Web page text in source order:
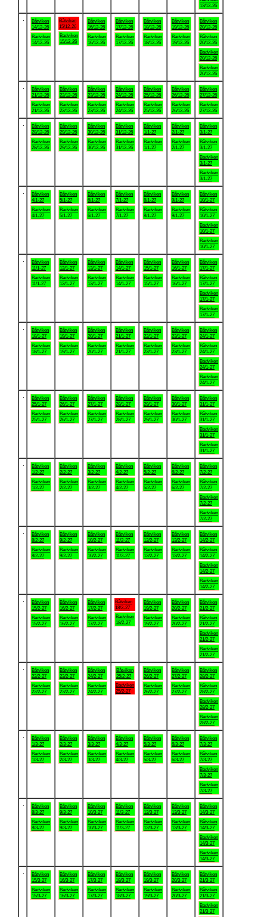
13/12-26
Båtviken
14/12-26
Badviken
14/12-26
Båtviken
15/12-26
Badviken
15/12-26
Båtviken
16/12-26
Badviken
16/12-26
Båtviken
17/12-26
Badviken
17/12-26
Båtviken
18/12-26
Badviken
18/12-26
Båtviken
19/12-26
Badviken
19/12-26
Båtviken
20/12-26
Båtviken
20/12-26
Badviken
20/12-26
Badviken
20/12-26
Båtviken
21/12-26
Badviken
21/12-26
Båtviken
22/12-26
Badviken
22/12-26
Båtviken
23/12-26
Badviken
23/12-26
Båtviken
24/12-26
Badviken
24/12-26
Båtviken
25/12-26
Badviken
25/12-26
Båtviken
26/12-26
Badviken
26/12-26
Båtviken
27/12-26
Badviken
27/12-26
Båtviken
28/12-26
Badviken
28/12-26
Båtviken
29/12-26
Badviken
29/12-26
Båtviken
30/12-26
Badviken
30/12-26
Båtviken
31/12-26
Badviken
31/12-26
Båtviken
1/1-27
Badviken
1/1-27
Båtviken
2/1-27
Badviken
2/1-27
Båtviken
3/1-27
Båtviken
3/1-27
Badviken
3/1-27
Badviken
3/1-27
Båtviken
4/1-27
Badviken
4/1-27
Båtviken
5/1-27
Badviken
5/1-27
Båtviken
6/1-27
Badviken
6/1-27
Båtviken
7/1-27
Badviken
7/1-27
Båtviken
8/1-27
Badviken
8/1-27
Båtviken
9/1-27
Badviken
9/1-27
Båtviken
10/1-27
Båtviken
10/1-27
Badviken
10/1-27
Badviken
10/1-27
Båtviken
11/1-27
Badviken
11/1-27
Båtviken
12/1-27
Badviken
12/1-27
Båtviken
13/1-27
Badviken
13/1-27
Båtviken
14/1-27
Badviken
14/1-27
Båtviken
15/1-27
Badviken
15/1-27
Båtviken
16/1-27
Badviken
16/1-27
Båtviken
17/1-27
Båtviken
17/1-27
Badviken
17/1-27
Badviken
17/1-27
Båtviken
18/1-27
Badviken
18/1-27
Båtviken
19/1-27
Badviken
19/1-27
Båtviken
20/1-27
Badviken
20/1-27
Båtviken
21/1-27
Badviken
21/1-27
Båtviken
22/1-27
Badviken
22/1-27
Båtviken
23/1-27
Badviken
23/1-27
Båtviken
24/1-27
Båtviken
24/1-27
Badviken
24/1-27
Badviken
24/1-27
Båtviken
25/1-27
Badviken
25/1-27
Båtviken
26/1-27
Badviken
26/1-27
Båtviken
27/1-27
Badviken
27/1-27
Båtviken
28/1-27
Badviken
28/1-27
Båtviken
29/1-27
Badviken
29/1-27
Båtviken
30/1-27
Badviken
30/1-27
Båtviken
31/1-27
Båtviken
31/1-27
Badviken
31/1-27
Badviken
31/1-27
Båtviken
1/2-27
Badviken
1/2-27
Båtviken
2/2-27
Badviken
2/2-27
Båtviken
3/2-27
Badviken
3/2-27
Båtviken
4/2-27
Badviken
4/2-27
Båtviken
5/2-27
Badviken
5/2-27
Båtviken
6/2-27
Badviken
6/2-27
Båtviken
7/2-27
Båtviken
7/2-27
Badviken
7/2-27
Badviken
7/2-27
Båtviken
8/2-27
Badviken
8/2-27
Båtviken
9/2-27
Badviken
9/2-27
Båtviken
10/2-27
Badviken
10/2-27
Båtviken
11/2-27
Badviken
11/2-27
Båtviken
12/2-27
Badviken
12/2-27
Båtviken
13/2-27
Badviken
13/2-27
Båtviken
14/2-27
Båtviken
14/2-27
Badviken
14/2-27
Badviken
14/2-27
Båtviken
15/2-27
Badviken
15/2-27
Båtviken
16/2-27
Badviken
16/2-27
Båtviken
17/2-27
Badviken
17/2-27
Båtviken
18/2-27
Badviken
18/2-27
Båtviken
19/2-27
Badviken
19/2-27
Båtviken
20/2-27
Badviken
20/2-27
Båtviken
21/2-27
Båtviken
21/2-27
Badviken
21/2-27
Badviken
21/2-27
Båtviken
22/2-27
Badviken
22/2-27
Båtviken
23/2-27
Badviken
23/2-27
Båtviken
24/2-27
Badviken
24/2-27
Båtviken
25/2-27
Badviken
25/2-27
Båtviken
26/2-27
Badviken
26/2-27
Båtviken
27/2-27
Badviken
27/2-27
Båtviken
28/2-27
Båtviken
28/2-27
Badviken
28/2-27
Badviken
28/2-27
Båtviken
1/3-27
Badviken
1/3-27
Båtviken
2/3-27
Badviken
2/3-27
Båtviken
3/3-27
Badviken
3/3-27
Båtviken
4/3-27
Badviken
4/3-27
Båtviken
5/3-27
Badviken
5/3-27
Båtviken
6/3-27
Badviken
6/3-27
Båtviken
7/3-27
Båtviken
7/3-27
Badviken
7/3-27
Badviken
7/3-27
Båtviken
8/3-27
Badviken
8/3-27
Båtviken
9/3-27
Badviken
9/3-27
Båtviken
10/3-27
Badviken
10/3-27
Båtviken
11/3-27
Badviken
11/3-27
Båtviken
12/3-27
Badviken
12/3-27
Båtviken
13/3-27
Badviken
13/3-27
Båtviken
14/3-27
Båtviken
14/3-27
Badviken
14/3-27
Badviken
14/3-27
Båtviken
15/3-27
Badviken
15/3-27
Båtviken
16/3-27
Badviken
16/3-27
Båtviken
17/3-27
Badviken
17/3-27
Båtviken
18/3-27
Badviken
18/3-27
Båtviken
19/3-27
Badviken
19/3-27
Båtviken
20/3-27
Badviken
20/3-27
Båtviken
21/3-27
Båtviken
21/3-27
Badviken
21/3-27